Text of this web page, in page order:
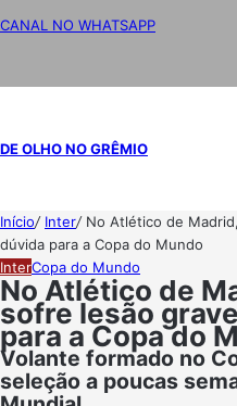
CANAL NO WHATSAPP
DE OLHO NO GRÊMIO
Início/ Inter/ No Atlético de
dúvida para a Copa do Mundo
InterCopa do Mundo
No Atlético de
sofre lesão
para a Copa do
Volante formado no
seleção a poucas